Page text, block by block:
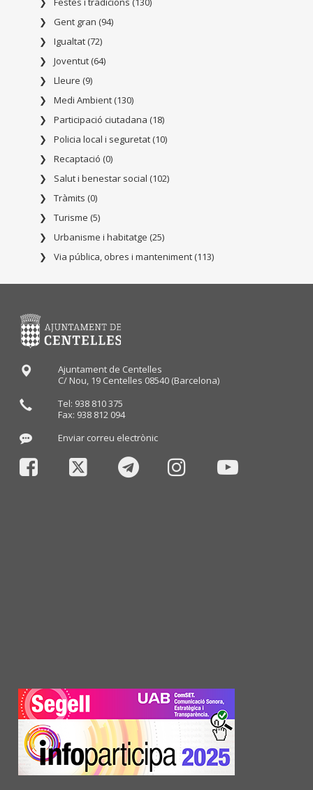
Gent gran (94)
Igualtat (72)
Joventut (64)
Lleure (9)
Medi Ambient (130)
Participació ciutadana (18)
Policia local i seguretat (10)
Recaptació (0)
Salut i benestar social (102)
Tràmits (0)
Turisme (5)
Urbanisme i habitatge (25)
Via pública, obres i manteniment (113)
Ajuntament de Centelles
C/ Nou, 19 Centelles 08540 (Barcelona)
Tel: 938 810 375
Fax: 938 812 094
Enviar correu electrònic